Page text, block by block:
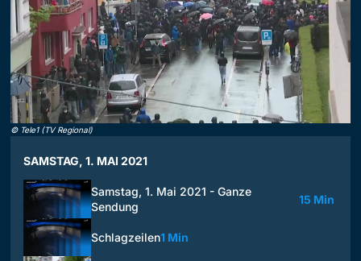
© Tele1 (TV Regional)
SAMSTAG, 1. MAI 2021
Samstag, 1. Mai 2021 - Ganze
Sendung
15 Min
Schlagzeilen1 Min